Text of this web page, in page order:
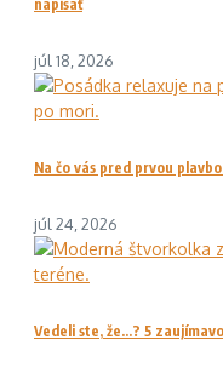
napísať
júl 18, 2026
Na čo vás pred prvou
júl 24, 2026
Vedeli ste, že…? 5